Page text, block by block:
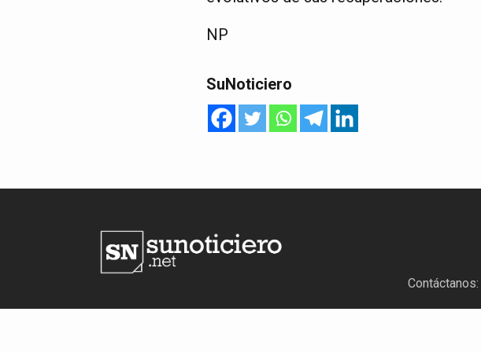
NP
SuNoticiero
Contáctanos: